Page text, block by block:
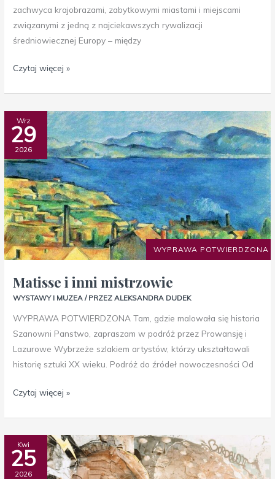
zachwyca krajobrazami, zabytkowymi miastami i miejscami
związanymi z jedną z najciekawszych rywalizacji
średniowiecznej Europy – między
Czytaj więcej »
WYPRAWA POTWIERDZONA
Wrz
29
2026
Matisse i inni mistrzowie
WYSTAWY I MUZEA / PRZEZALEKSANDRA DUDEK
WYPRAWA POTWIERDZONA Tam, gdzie malowała się historia
Szanowni Panstwo, zapraszam w podróż przez Prowansję i
Lazurowe Wybrzeże szlakiem artystów, którzy ukształtowali
historię sztuki XX wieku. Podróż do źródeł nowoczesności Od
Matisse
i
inni
mistrzowie
Czytaj więcej »
Kwi
25
2026
Łódź
krytycznie:
między